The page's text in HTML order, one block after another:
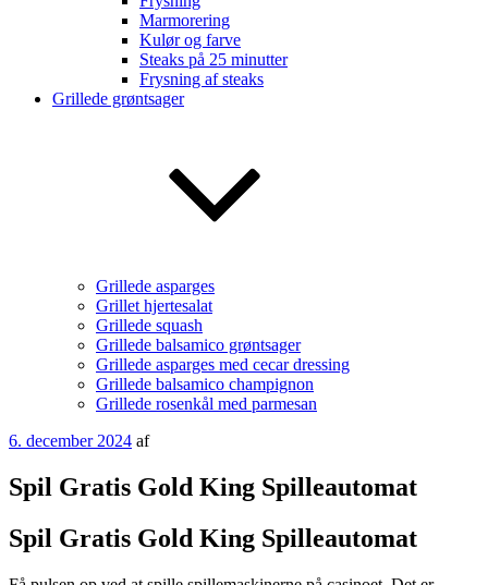
Marmorering
Kulør og farve
Steaks på 25 minutter
Frysning af steaks
Grillede grøntsager
Grillede asparges
Grillet hjertesalat
Grillede squash
Grillede balsamico grøntsager
Grillede asparges med cecar dressing
Grillede balsamico champignon
Grillede rosenkål med parmesan
Udgivet
6. december 2024 af
Spil Gratis Gold King Spilleautomat
Spil Gratis Gold King Spilleautomat